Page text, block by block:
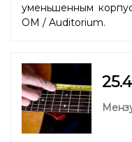
уменьшенным
OM / Auditorium.